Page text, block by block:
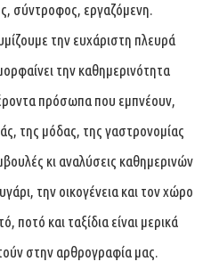
σύντροφος, εργαζόμενη.
την ευχάριστη πλευρά
την καθημερινότητα
πρόσωπα που εμπνέουν,
της μόδας, της γαστρονομίας
κι αναλύσεις καθημερινών
την οικογένεια και τον χώρο
ποτό και ταξίδια είναι μερικά
στην αρθρογραφία μας.